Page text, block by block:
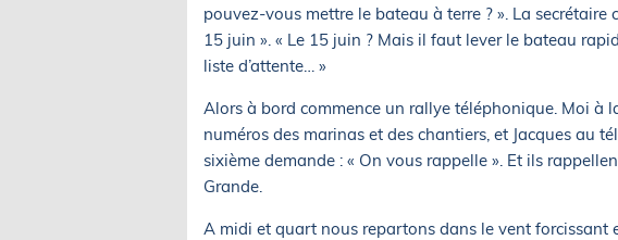
pouvez-vous mettre le bateau à terre ? ». La
15 juin ». « Le 15 juin ? Mais il faut lever le bateau
liste d’attente… »
Alors à bord commence un rallye téléphonique. Moi à
numéros des marinas et des chantiers, et Jacques au
sixième demande : « On vous rappelle ». Et ils
Grande.
A midi et quart nous repartons dans le vent forcissant